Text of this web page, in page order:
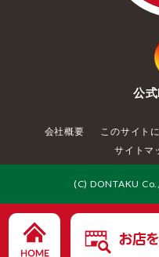
公式
会社概要 このサイト
サイトマ
(C) DONTAKU